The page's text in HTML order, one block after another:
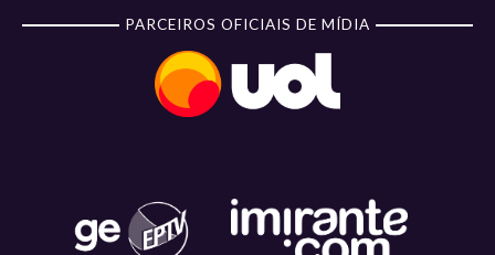
PARCEIROS OFICIAIS DE MÍDIA